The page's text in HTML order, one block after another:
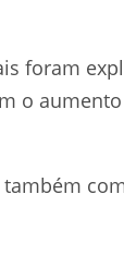
foram
o